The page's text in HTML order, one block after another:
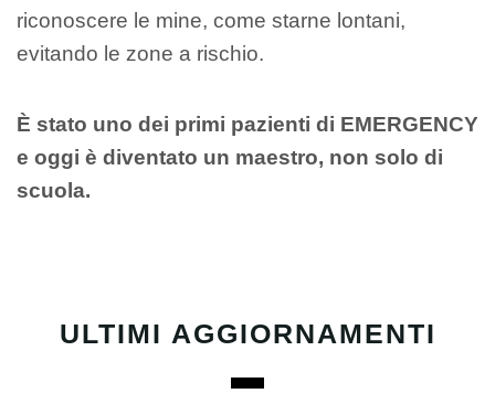
riconoscere le mine, come starne lontani,
evitando le zone a rischio.
È stato uno dei primi pazienti di EMERGENCY
e oggi è diventato un maestro, non solo di
scuola.
ULTIMI AGGIORNAMENTI